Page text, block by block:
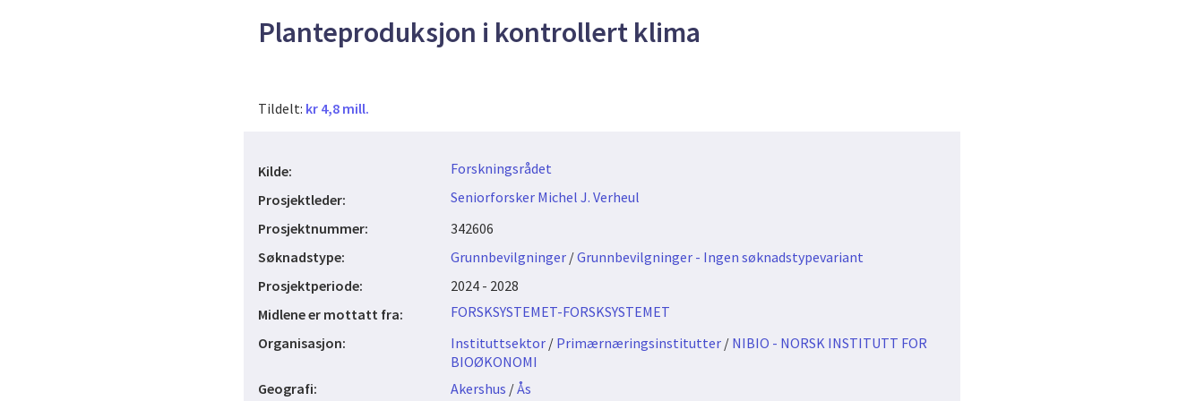
Planteproduksjon i kontrollert klima
Tildelt: kr 4,8 mill.
Kilde:
Forskningsrådet
Prosjektleder:
Seniorforsker Michel J. Verheul
Prosjektnummer:
342606
Søknadstype:
Grunnbevilgninger/Grunnbevilgninger - Ingen søknadstypevariant
Prosjektperiode:
2024 - 2028
Midlene er mottatt fra:
FORSKSYSTEMET-FORSKSYSTEMET
Organisasjon:
Instituttsektor/ Primærnæringsinstitutter/ NIBIO - NORSK INSTITUTT FOR
BIOØKONOMI
Geografi:
Akershus /Ås